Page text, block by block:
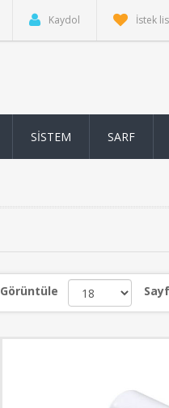
Kaydol İstek
SİSTEM SARF
Görüntüle